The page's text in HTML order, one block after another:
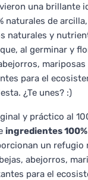
una brillante
naturales de
naturales y
al germinar y
para el
¿Te unes? :)
y práctico al
ingredientes
un refugio
abejorros,
para el